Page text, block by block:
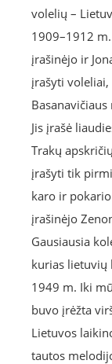
volelių –
1909–1912
įrašinėjo ir
įrašyti
Jis įrašė
Trakų
įrašyti tik
karo ir
įrašinėjo
Gausiausia
kurias lietuvių
1949 m. Iki
buvo įrėžta
Lietuvos
tautos